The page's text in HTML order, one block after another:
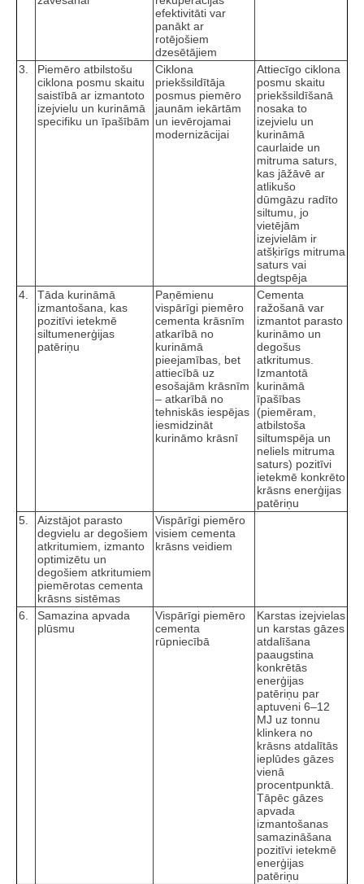
efektivitāti var
panākt ar
rotējošiem
dzesētājiem
3.
Piemēro atbilstošu
ciklona posmu skaitu
saistībā ar izmantoto
izejvielu un kurināmā
specifiku un īpašībām
Ciklona
priekšsildītāja
posmus piemēro
jaunām iekārtām
un ievērojamai
modernizācijai
Attiecīgo ciklona
posmu skaitu
priekšsildīšanā
nosaka to
izejvielu un
kurināmā
caurlaide un
mitruma saturs,
kas jāžāvē ar
atlikušo
dūmgāzu radīto
siltumu, jo
vietējām
izejvielām ir
atšķirīgs mitruma
saturs vai
degtspēja
4.
Tāda kurināmā
izmantošana, kas
pozitīvi ietekmē
siltumenerģijas
patēriņu
Paņēmienu
vispārīgi piemēro
cementa krāsnīm
atkarībā no
kurināmā
pieejamības, bet
attiecībā uz
esošajām krāsnīm
– atkarībā no
tehniskās iespējas
iesmidzināt
kurināmo krāsnī
Cementa
ražošanā var
izmantot parasto
kurināmo un
degošus
atkritumus.
Izmantotā
kurināmā
īpašības
(piemēram,
atbilstoša
siltumspēja un
neliels mitruma
saturs) pozitīvi
ietekmē konkrēto
krāsns enerģijas
patēriņu
5.
Aizstājot parasto
degvielu ar degošiem
atkritumiem, izmanto
optimizētu un
degošiem atkritumiem
piemērotas cementa
krāsns sistēmas
Vispārīgi piemēro
visiem cementa
krāsns veidiem
6.
Samazina apvada
plūsmu
Vispārīgi piemēro
cementa
rūpniecībā
Karstas izejvielas
un karstas gāzes
atdalīšana
paaugstina
konkrētās
enerģijas
patēriņu par
aptuveni 6–12
MJ uz tonnu
klinkera no
krāsns atdalītās
ieplūdes gāzes
vienā
procentpunktā.
Tāpēc gāzes
apvada
izmantošanas
samazināšana
pozitīvi ietekmē
enerģijas
patēriņu